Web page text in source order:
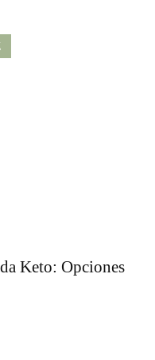
Keto: Opciones